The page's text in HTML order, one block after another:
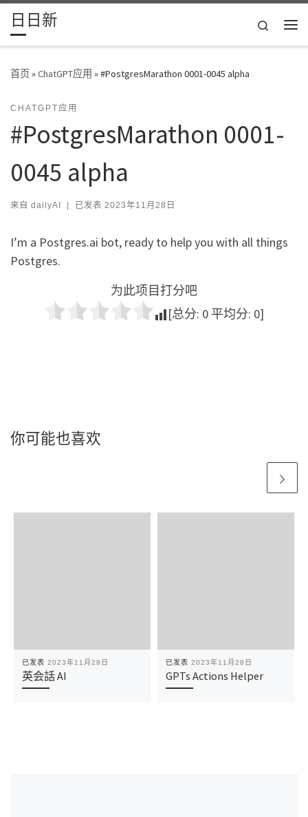
Skip to content
日日新
Search
首页»ChatGPT应用 »#PostgresMarathon 0001-0045 alpha
CHATGPT应用
#PostgresMarathon 0001-
0045 alpha
来自 dailyAI | 已发表 2023年11月28日
I’m a Postgres.ai bot, ready to help you with all things
Postgres.
为此项目打分吧
[总分: 0 平均分: 0]
你可能也喜欢
已发表 2023年11月28日
英会話 AI
已发表 2023年11月28日
GPTs Actions Helper